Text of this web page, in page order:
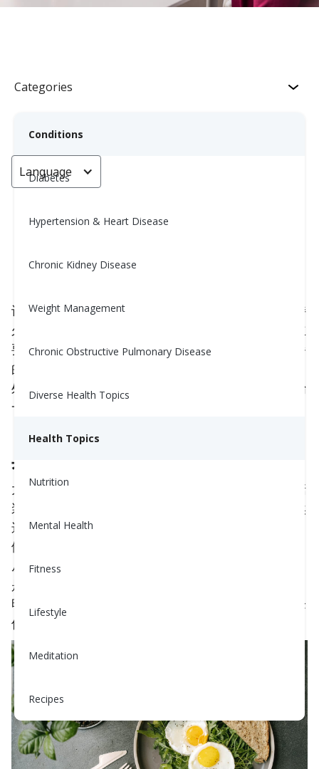
Categories
Conditions
Diabetes
Hypertension & Heart Disease
Chronic Kidney Disease
Weight Management
Chronic Obstructive Pulmonary Disease
Diverse Health Topics
Health Topics
Nutrition
Mental Health
Fitness
Lifestyle
Meditation
Recipes
Language
为什么早餐一定要吃蔬菜
Nina Ghamrawi, MS, RD, CDE
许多人相信，甜的或淀粉类的早餐能够为一天提供持
久的能量，因为碳水化合物和糖是我们获取能量的主
要来源，对吧？而且大多数人认为蔬菜是午餐或晚餐
的食物，但将它们加入早餐可以带来巨大的健康益
处。从改善血压到稳定血糖，甚至减肥，用蔬菜开始
一天是一个科学支持的明智选择。
典型美式早餐的问题
大多数美式早餐含糖量和精制淀粉含量高：煎饼加糖
浆、含糖谷物、贝果、涂抹果酱的吐司或糕点。虽然
这些餐点能提供初始的多巴胺提升和快速能量，但它
们会导致血糖的迅速剧增。这会引发胰岛素的激增，
从而清除血液中的多余糖分，导致能量崩溃。结果
是？疲惫、渴望和全天不稳定的血糖水平。研究表
明，早餐引起的血糖剧增还会使午餐和晚餐的血糖峰
值更糟，随着时间的推移，促进代谢功能失调。